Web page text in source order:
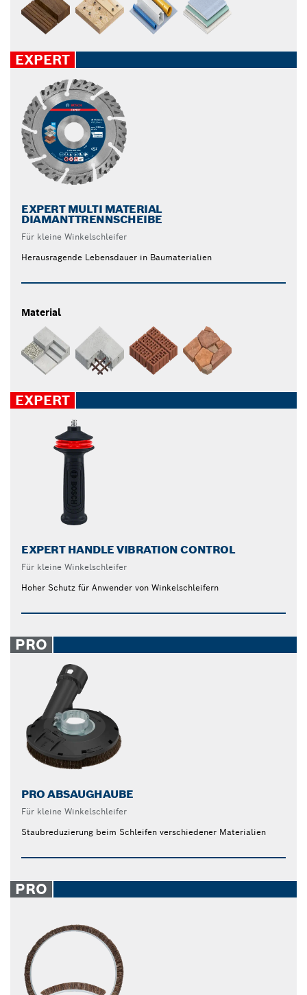
EXPERT
EXPERT MULTI MATERIAL
DIAMANTTRENNSCHEIBE
Für kleine Winkelschleifer
Herausragende Lebensdauer in Baumaterialien
Material
EXPERT
EXPERT HANDLE VIBRATION CONTROL
Für kleine Winkelschleifer
Hoher Schutz für Anwender von Winkelschleifern
PRO
PRO ABSAUGHAUBE
Für kleine Winkelschleifer
Staubreduzierung beim Schleifen verschiedener Materialien
PRO